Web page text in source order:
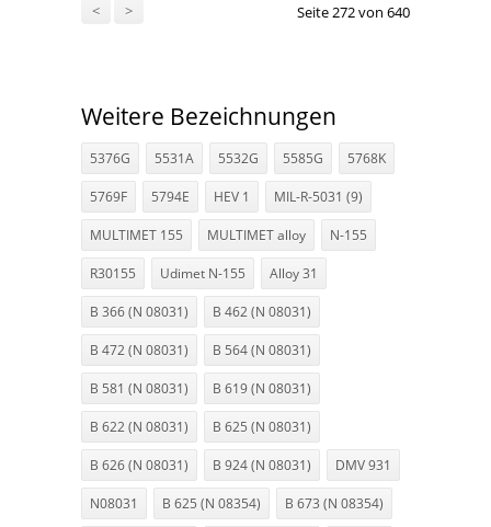
< > Seite 272 von 640
Weitere Bezeichnungen
5376G 5531A 5532G 5585G 5768K
5769F 5794E HEV 1 MIL-R-5031 (9)
MULTIMET 155 MULTIMET alloy N-155
R30155 Udimet N-155 Alloy 31
B 366 (N 08031) B 462 (N 08031)
B 472 (N 08031) B 564 (N 08031)
B 581 (N 08031) B 619 (N 08031)
B 622 (N 08031) B 625 (N 08031)
B 626 (N 08031) B 924 (N 08031) DMV 931
N08031 B 625 (N 08354) B 673 (N 08354)